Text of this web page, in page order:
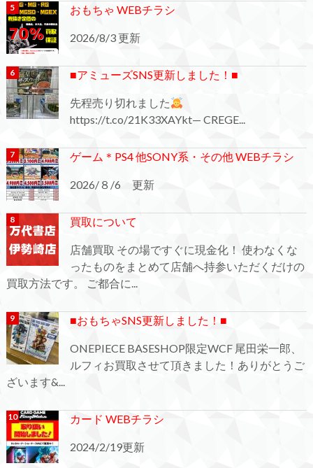
おもちゃ WEBチラシ
2026/8/3 更新
■アミューズSNS更新しました！■
先程売り切れました
https://t.co/21K33XAYkt— CREGE...
ゲーム＊PS4 他SONY系・その他 WEBチラシ
2026/８/6 更新
買取について
店舗買取 その場ですぐに現金化！ 使わなくな
ったものをまとめて店舗へ持参いただくだけの
買取方法です。 ご都合に...
■おもちゃSNS更新しました！■
ONEPIECE BASESHOP限定WCF 尾田栄一郎、
ルフィお買取させて頂きました！ありがとうご
ざいます&...
カード WEBチラシ
2024/2/19更新